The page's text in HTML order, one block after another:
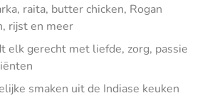
raita, butter chicken, Rogan
rijst en meer
elk gerecht met liefde, zorg, passie
smaken uit de Indiase keuken